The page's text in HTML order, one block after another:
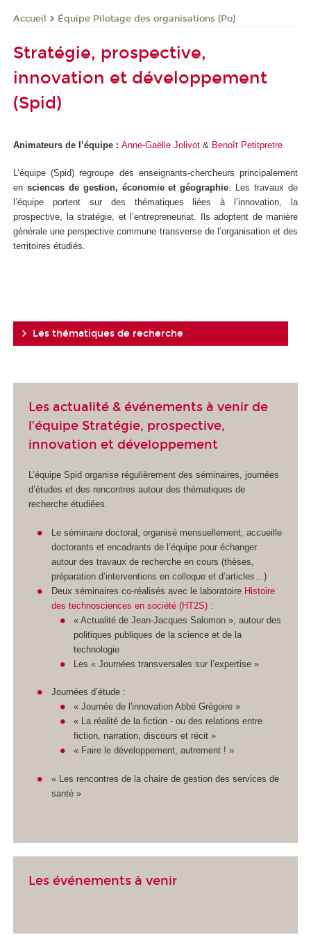
Accueil Équipe Pilotage des organisations (Po)
Stratégie, prospective,
innovation et développement
(Spid)
Animateurs de l’équipe : Anne-Gaëlle Jolivot & Benoît Petitpretre
L’équipe (Spid) regroupe des enseignants-chercheurs principalement
en sciences de gestion, économie et géographie. Les travaux de
l’équipe portent sur des thématiques liées à l’innovation, la
prospective, la stratégie, et l’entrepreneuriat. Ils adoptent de manière
générale une perspective commune transverse de l’organisation et des
territoires étudiés.
Les thématiques de recherche
Les actualité & événements à venir de
l’équipe Stratégie, prospective,
innovation et développement
L’équipe Spid organise régulièrement des séminaires, journées
d’études et des rencontres autour des thématiques de
recherche étudiées.
Le séminaire doctoral, organisé mensuellement, accueille
doctorants et encadrants de l’équipe pour échanger
autour des travaux de recherche en cours (thèses,
préparation d’interventions en colloque et d’articles…)
Deux séminaires co-réalisés avec le laboratoire Histoire
des technosciences en société (HT2S):
« Actualité de Jean-Jacques Salomon », autour des
politiques publiques de la science et de la
technologie
Les « Journées transversales sur l’expertise »
Journées d’étude :
« Journée de l'innovation Abbé Grégoire »
« La réalité de la fiction - ou des relations entre
fiction, narration, discours et récit »
« Faire le développement, autrement ! »
« Les rencontres de la chaire de gestion des services de
santé »
Les événements à venir